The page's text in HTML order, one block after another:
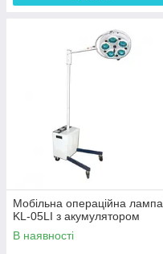
Мобільна операційна лампа
KL-05LI з акумулятором
В наявності